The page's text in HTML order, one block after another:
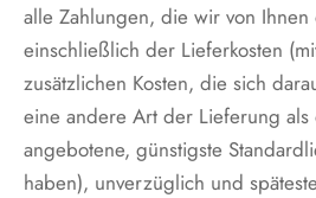
alle Zahlungen, die wir von Ihnen
einschließlich der Lieferkosten
zusätzlichen Kosten, die sich
eine andere Art der Lieferung als
angebotene, günstigste
haben), unverzüglich und